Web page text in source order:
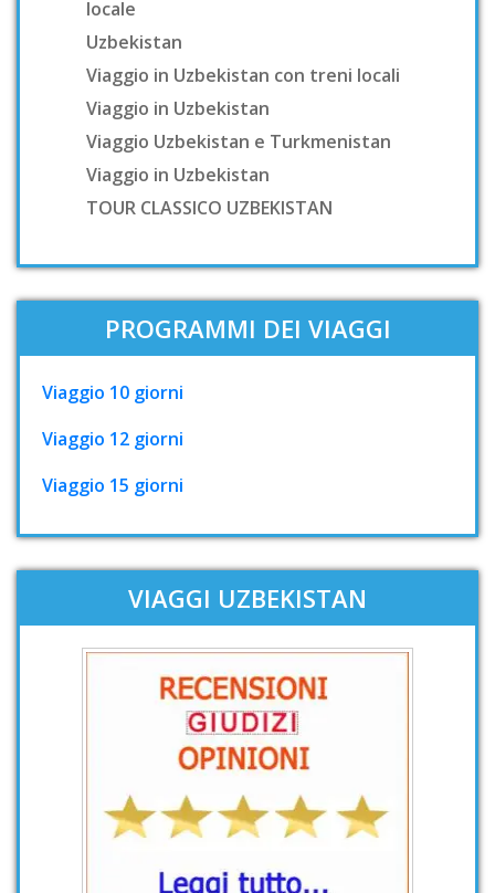
locale
Uzbekistan
Viaggio in Uzbekistan con treni locali
Viaggio in Uzbekistan
Viaggio Uzbekistan e Turkmenistan
Viaggio in Uzbekistan
TOUR CLASSICO UZBEKISTAN
PROGRAMMI DEI VIAGGI
Viaggio 10 giorni
Viaggio 12 giorni
Viaggio 15 giorni
VIAGGI UZBEKISTAN